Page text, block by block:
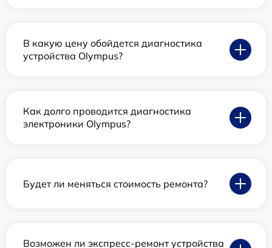
В какую цену обойдется диагностика
устройства Olympus?
Как долго проводится диагностика
электроники Olympus?
Будет ли меняться стоимость ремонта?
Возможен ли экспресс-ремонт устройства